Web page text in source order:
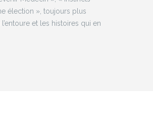
élection », toujours plus
et les histoires qui en